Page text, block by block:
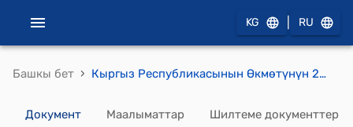
KG RU
Башкы бет › Кыргыз Республикасынын Өкмөтүнүн 2007-жылдын 10-августу N 323 "Автомобиль жолдору жөнүндө" Кыргыз Республикасынын Мыйзамына өзгөртүүлөрдү жана толуктоолорду киргизүү тууралуу" Кыргыз Республикасынын Мыйзам долбоору жөнүндө" Токтому
Документ Маалыматтар Шилтеме документтер